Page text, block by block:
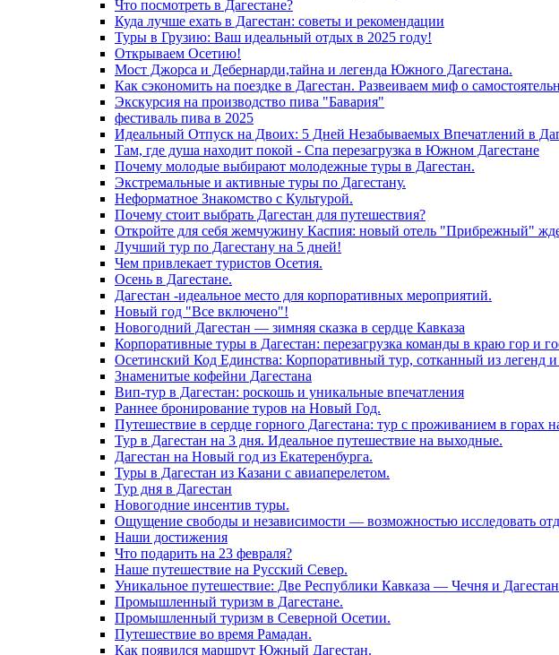
Что посмотреть в Дагестане?
Куда лучше ехать в Дагестан: советы и рекомендации
Туры в Грузию: Ваш идеальный отдых в 2025 году!
Открываем Осетию!
Мост Джорса и Дебернарди,тайна и легенда Южного Дагестана.
Как сэкономить на поездке в Дагестан. Развеиваем миф о
Экскурсия на производство пива "Бавария"
фестиваль пива в 2025
Идеальный Отпуск на Двоих: 5 Дней Незабываемых Впечатлений в
Там, где душа находит покой - Спа перезагрузка в Южном Дагестане
Почему молодые выбирают молодежные туры в Дагестан.
Экстремальные и активные туры по Дагестану.
Неформатное Знакомство с Культурой.
Почему стоит выбрать Дагестан для путешествия?
Откройте для себя жемчужину Каспия: новый отель "Прибрежный"
Лучший тур по Дагестану на 5 дней!
Чем привлекает туристов Осетия.
Осень в Дагестане.
Дагестан -идеальное место для корпоративных мероприятий.
Новый год "Все включено"!
Новогодний Дагестан — зимняя сказка в сердце Кавказа
Корпоративные туры в Дагестан: перезагрузка команды в краю гор и
Осетинский Код Единства: Корпоративный тур, сотканный из легенд и
Знаменитые кофейни Дагестана
Вип-тур в Дагестан: роскошь и уникальные впечатления
Раннее бронирование туров на Новый Год.
Путешествие в сердце горного Дагестана: тур с проживанием в горах
Тур в Дагестан на 3 дня. Идеальное путешествие на выходные.
Дагестан на Новый год из Екатеренбурга.
Туры в Дагестан из Казани с авиаперелетом.
Тур дня в Дагестан
Новогодние инсентив туры.
Ощущение свободы и независимости — возможностью исследовать
Наши достижения
Что подарить на 23 февраля?
Наше путешествие на Русский Север.
Уникальное путешествие: Две Республики Кавказа — Чечня и
Промышленный туризм в Дагестане.
Промышленный туризм в Северной Осетии.
Путешествие во время Рамадан.
Как появился маршрут Южный Дагестан.